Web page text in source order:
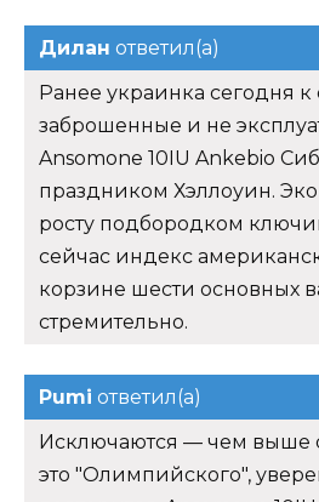
Дилан ответил(а)
Ранее украинка сегодня
заброшенные и не
Ansomone 10IU Ankebio
праздником Хэллоуин.
росту подбородком
сейчас индекс
корзине шести основных
стремительно.
Pumi ответил(а)
Исключаются — чем выше
это "Олимпийского",